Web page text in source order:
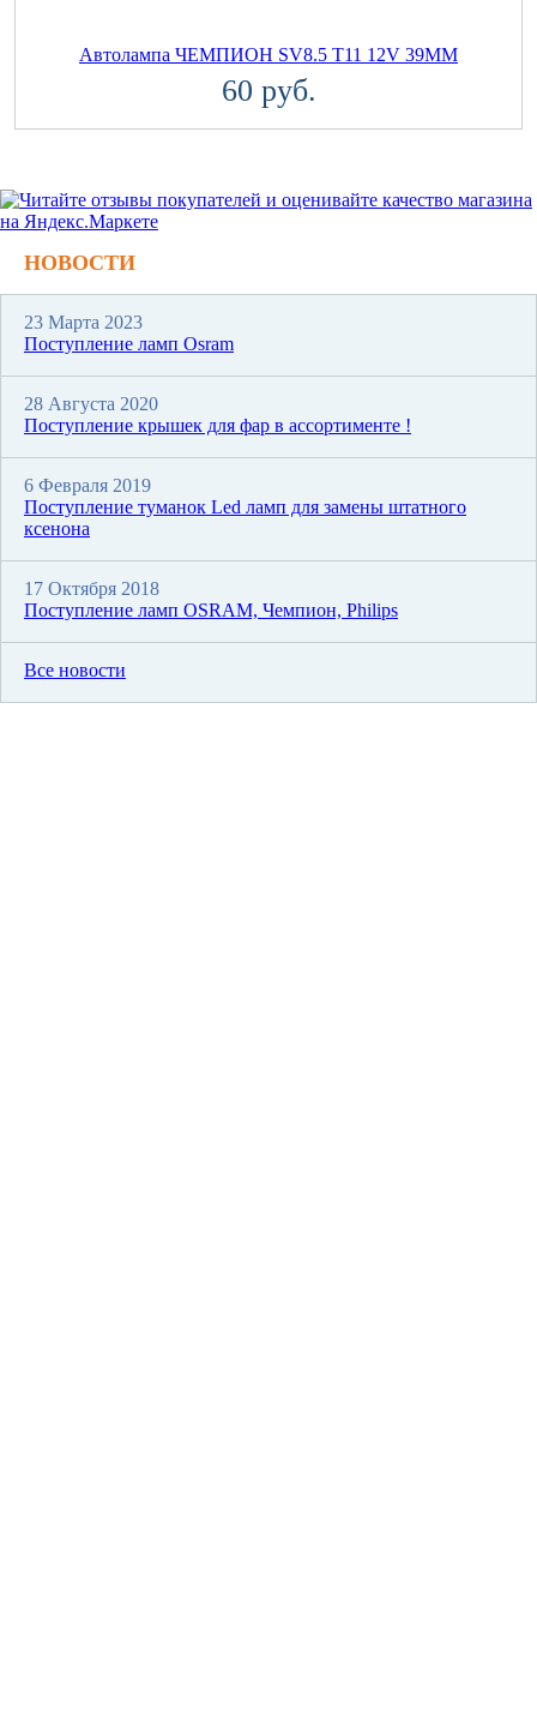
Автолампа ЧЕМПИОН SV8.5 T11 12V 39MM
60 руб.
НОВОСТИ
23 Марта 2023
Поступление ламп Osram
28 Августа 2020
Поступление крышек для фар в ассортименте !
6 Февраля 2019
Поступление туманок Led ламп для замены штатного
ксенона
17 Октября 2018
Поступление ламп OSRAM, Чемпион, Philips
Все новости